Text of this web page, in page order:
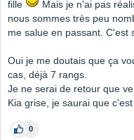
fille
Mais je n'ai pas
nous sommes très peu
me salue en passant. C'est
Oui je me doutais que ça
cas, déjà 7 rangs.
Je ne serai de retour que
Kia grise, je saurai que
0